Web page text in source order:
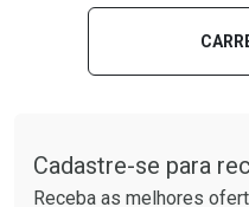
Laboratório
Por Menos
Cadastre-se para
Receba as melhores